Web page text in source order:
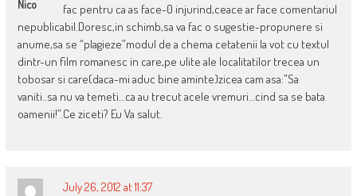
Nico
fac pentru ca as face-0 injurind,ceace ar face comentariul
nepublicabil.Doresc,in schimb,sa va fac o sugestie-propunere si
anume,sa se “plagieze”modul de a chema cetatenii la vot cu textul
dintr-un film romanesc in care,pe ulite ale localitatilor trecea un
tobosar si care(daca-mi aduc bine aminte)zicea cam asa:”Sa
vaniti..sa nu va temeti…ca au trecut acele vremuri…cind sa se bata
oamenii!”.Ce ziceti? Eu Va salut.
July 26, 2012 at 11:37